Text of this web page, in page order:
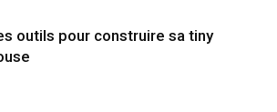
outils pour construire sa tiny